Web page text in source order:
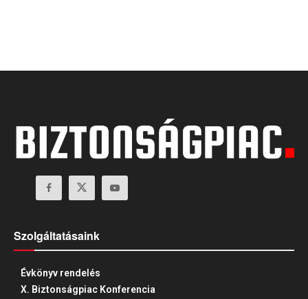
Szolgáltatásaink
Évkönyv rendelés
X. Biztonságpiac Konferencia